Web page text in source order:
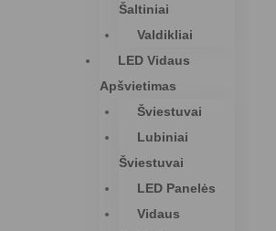
Šaltiniai
Valdikliai
LED Vidaus
Apšvietimas
Šviestuvai
Lubiniai
Šviestuvai
LED Panelės
Vidaus